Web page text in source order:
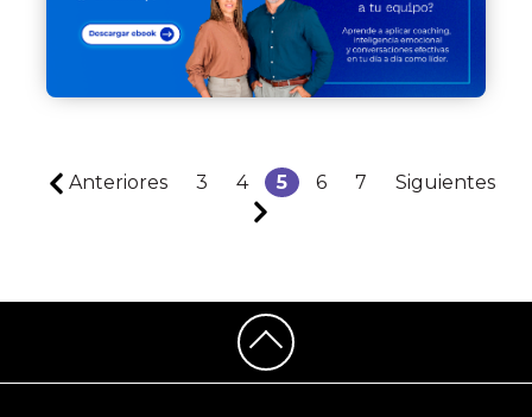
Anteriores 3 4 5 6 7 Siguientes